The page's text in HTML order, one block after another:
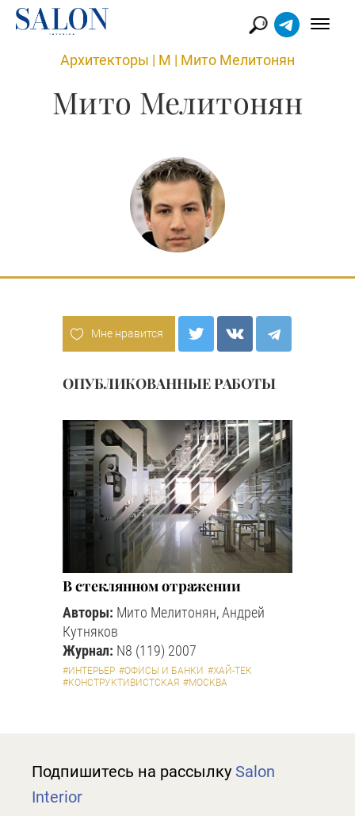
Архитекторы | М | Мито Мелитонян
Мито Мелитонян
Мне нравится
ОПУБЛИКОВАННЫЕ РАБОТЫ
В стеклянном отражении
Авторы: Мито Мелитонян, Андрей
Кутняков
Журнал: N8 (119) 2007
#ИНТЕРЬЕР #ОФИСЫ И БАНКИ #ХАЙ-ТЕК
#КОНСТРУКТИВИСТСКАЯ #МОСКВА
Подпишитесь на рассылку Salon
Interior